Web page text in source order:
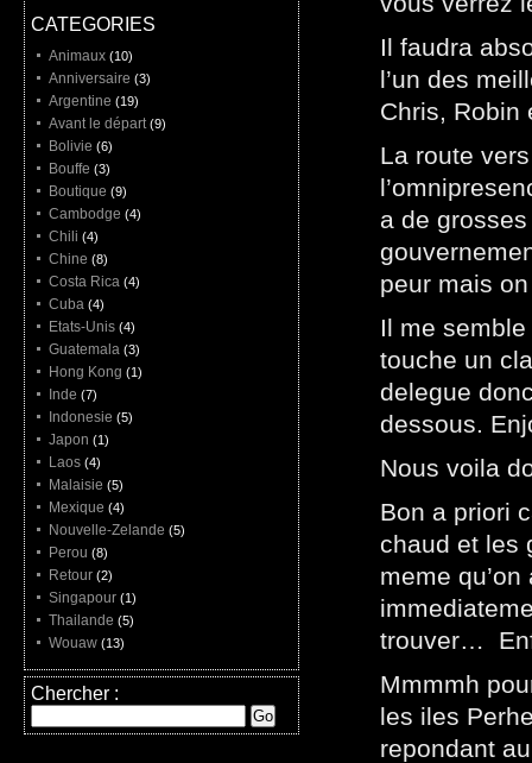
Il faudra
l’un des
Chris, Robin
La route
a de
peur mais
Il me
touche un
delegue
dessous.
Nous voila
Bon a priori
chaud et les
meme
trouver…
Mmmmh
les iles
repondant
CATEGORIES
Animaux (10)
Anniversaire (3)
Argentine (19)
Avant le départ (9)
Bolivie (6)
Bouffe (3)
Boutique (9)
Cambodge (4)
Chili (4)
Chine (8)
Costa Rica (4)
Cuba (4)
Etats-Unis (4)
Guatemala (3)
Hong Kong (1)
Inde (7)
Indonesie (5)
Japon (1)
Laos (4)
Malaisie (5)
Mexique (4)
Nouvelle-Zelande (5)
Perou (8)
Retour (2)
Singapour (1)
Thailande (5)
Wouaw (13)
Chercher :